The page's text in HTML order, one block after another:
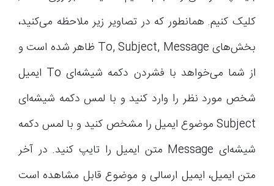
کلیک کنیم. همانطور که در تصاویر زیر ملاحظه می‌کنید،
بخش‌های To, Subject, Message ظاهر شده است و
از شما می‌خواهد با فشردن دکمه شیشه‌ای To ایمیل
شخص مورد نظر را وارد کنید و با لمس دکمه شیشه‌ای
Subject موضوع ایمیل را مشخص کنید و با لمس دکمه
شیشه‌ای Message متن ایمیل را تایپ کنید. در آخر
متن ایمیل، ایمیل ارسالی و موضوع قابل مشاهده است